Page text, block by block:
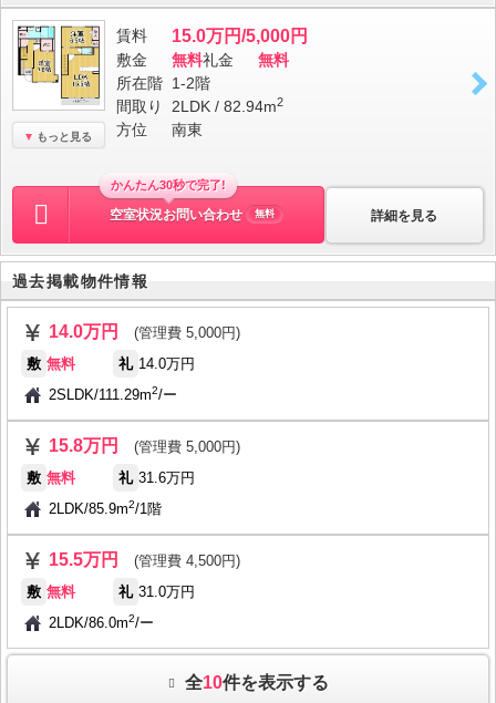
もっと見る
賃料 15.0万円/5,000円
敷金 無料礼金
無料
所在階 1-2階
間取り
2LDK / 82.94m2
方位 南東
詳細を見る
かんたん30秒で完了!
空室状況お問い合わせ 無料
過去掲載物件情報
14.0万円
(管理費 5,000円)
敷 無料 礼 14.0万円
2SLDK/111.29m2/ー
15.8万円
(管理費 5,000円)
敷 無料 礼 31.6万円
2LDK/85.9m2/1階
15.5万円
(管理費 4,500円)
敷 無料 礼 31.0万円
2LDK/86.0m2/ー
全10件を表示する